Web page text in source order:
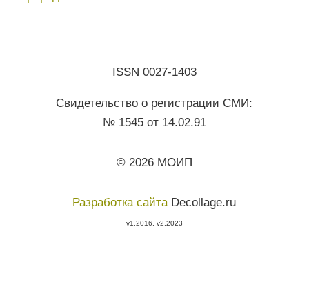
ISSN 0027-1403
Свидетельство о регистрации СМИ:
№ 1545 от 14.02.91
© 2026 МОИП
Разработка сайтаDecollage.ru
v1.2016, v2.2023